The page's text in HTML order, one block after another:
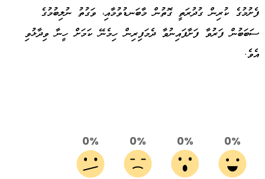
ފެށުމުގެ ކުރިން ގުދުރަތީ ގޮތުން މާބަނޑުވުމާއި، ވަގުތު ނުލިބުމުގެ
ސަބަބުން ފަރުވާ ފަށާފައިނުވާ ދެމަފިރިން ހިމެނޭ ކަމަށް ހީނާ ވިދާޅުވި
އެވެ.
0%
0%
0%
0%